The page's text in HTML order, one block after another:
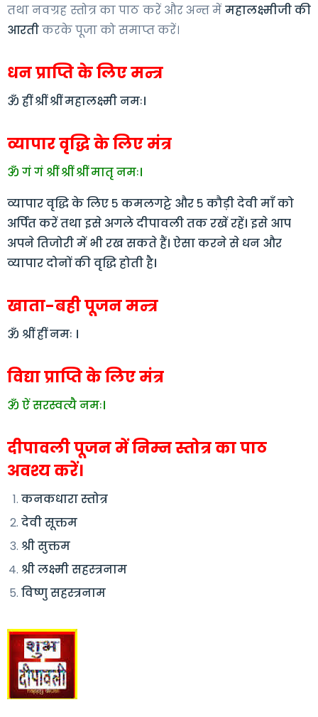
तथा नवग्रह स्तोत्र का पाठ करें और अन्त में महालक्ष्मीजी की
आरतीकरके पूजा को समाप्त करें।
धन प्राप्ति के लिए मन्त्र
ॐ ह्रीं श्रीं श्रीं महालक्ष्मी नमः।
व्यापार वृद्धि के लिए मंत्र
ॐ गं गं श्रीं श्रीं श्रीं मातृ नमः।
व्यापार वृद्धि के लिए ५ कमलगट्टे और ५ कौड़ी देवी माँ को
अर्पित करें तथा इसे अगले दीपावली तक रखें रहें। इसे आप
अपने तिजोरी में भी रख सकते हैं। ऐसा करने से धन और
व्यापार दोनों की वृद्धि होती है।
खाता-बही पूजन मन्त्र
ॐ श्रीं ह्रीं नमः ।
विद्या प्राप्ति के लिए मंत्र
ॐ ऐं सरस्वत्यै नमः।
दीपावली पूजन में निम्न स्तोत्र का पाठ
अवश्य करें।
कनकधारा स्तोत्र
देवी सूक्तम
श्री सुक्तम
श्री लक्ष्मी सहस्त्रनाम
विष्णु सहस्त्रनाम